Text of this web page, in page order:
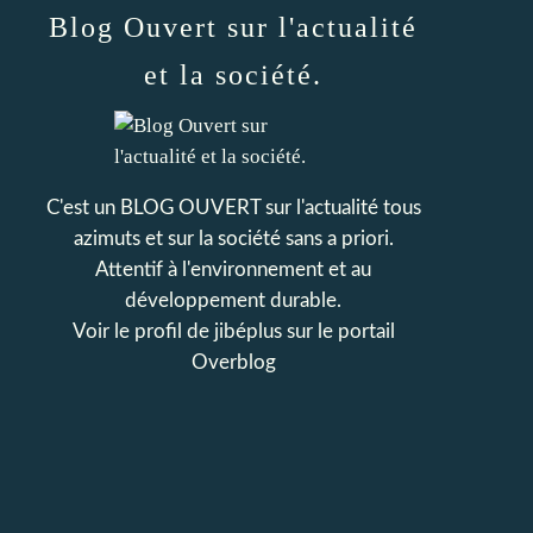
Blog Ouvert sur l'actualité
et la société.
C'est un BLOG OUVERT sur l'actualité tous
azimuts et sur la société sans a priori.
Attentif à l'environnement et au
développement durable.
Voir le profil de jibéplussur le portail
Overblog